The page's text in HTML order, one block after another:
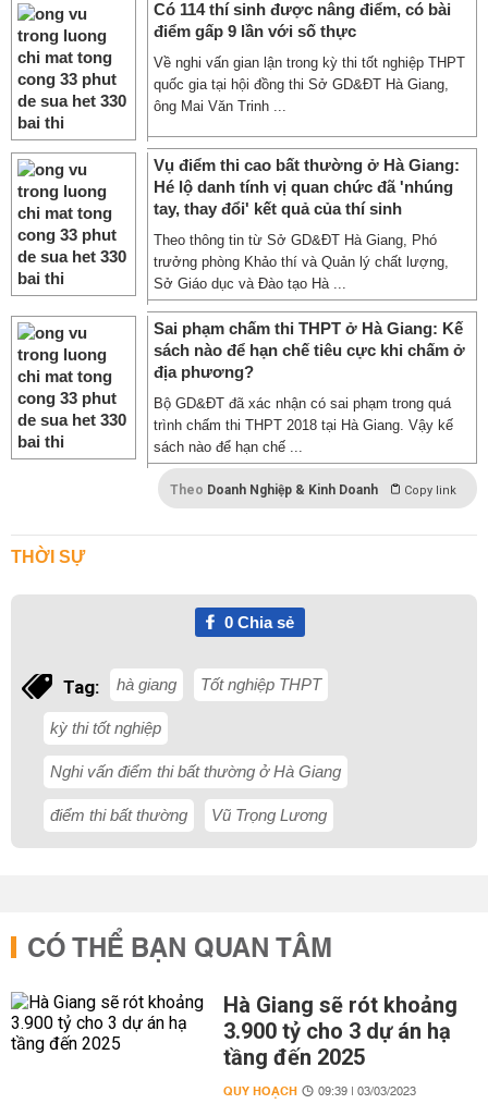
Có 114 thí sinh được nâng điểm, có bài
điểm gấp 9 lần với số thực
Về nghi vấn gian lận trong kỳ thi tốt nghiệp THPT
quốc gia tại hội đồng thi Sở GD&ĐT Hà Giang,
ông Mai Văn Trinh ...
Vụ điểm thi cao bất thường ở Hà Giang:
Hé lộ danh tính vị quan chức đã 'nhúng
tay, thay đổi' kết quả của thí sinh
Theo thông tin từ Sở GD&ĐT Hà Giang, Phó
trưởng phòng Khảo thí và Quản lý chất lượng,
Sở Giáo dục và Đào tạo Hà ...
Sai phạm chấm thi THPT ở Hà Giang: Kế
sách nào để hạn chế tiêu cực khi chấm ở
địa phương?
Bộ GD&ĐT đã xác nhận có sai phạm trong quá
trình chấm thi THPT 2018 tại Hà Giang. Vậy kế
sách nào để hạn chế ...
Theo Doanh Nghiệp & Kinh Doanh Copy link
THỜI SỰ
0Chia sẻ
Tag: hà giang Tốt nghiệp THPT
kỳ thi tốt nghiệp
Nghi vấn điểm thi bất thường ở Hà Giang
điểm thi bất thường Vũ Trọng Lương
CÓ THỂ BẠN QUAN TÂM
Hà Giang sẽ rót khoảng
3.900 tỷ cho 3 dự án hạ
tầng đến 2025
QUY HOẠCH 09:39 | 03/03/2023